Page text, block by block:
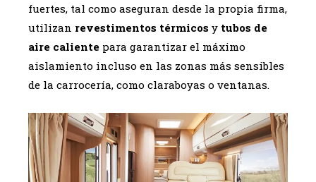
fuertes, tal como aseguran desde la propia firma,
utilizan revestimentos térmicos y tubos de
aire caliente para garantizar el máximo
aislamiento incluso en las zonas más sensibles
de la carrocería, como claraboyas o ventanas.